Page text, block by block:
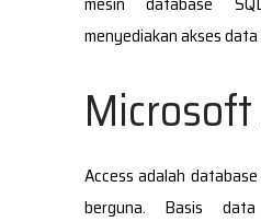
menyediakan akses
Microsoft
Access adalah
berguna. Basis